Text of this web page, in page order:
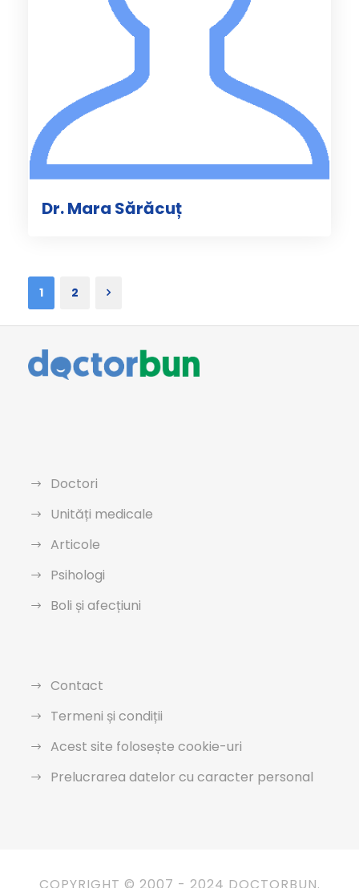
Dr. Mara Sărăcuț
1 2
Doctori
Unități medicale
Articole
Psihologi
Boli și afecțiuni
Contact
Termeni și condiții
Acest site folosește cookie-uri
Prelucrarea datelor cu caracter personal